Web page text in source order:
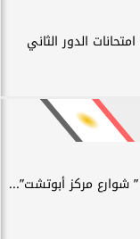
الدور الثاني
شوارع مركز أبوتشت”...